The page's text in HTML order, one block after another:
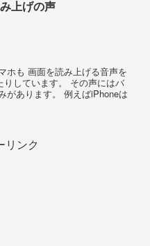
上げの声
ホも 画面を読み上げる音声を
しています。 その声にはバ
があります。 例えばiPhoneは
リンク